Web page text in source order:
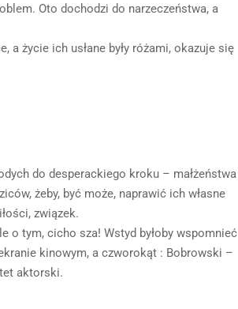
Oto dochodzi do narzeczeństwa, a
a życie ich usłane były różami, okazuje się
do desperackiego kroku – małżeństwa
żeby, być może, naprawić ich własne
związek.
o tym, cicho sza! Wstyd byłoby wspomnieć
kinowym, a czworokąt : Bobrowski –
aktorski.